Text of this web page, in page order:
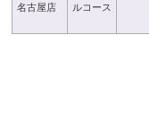
名古屋店
ルコース